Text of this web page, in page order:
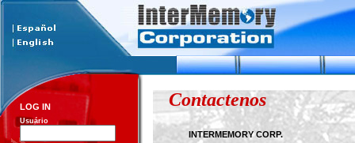
LOG IN
Usuário
Contactenos
INTERMEMORY CORP.